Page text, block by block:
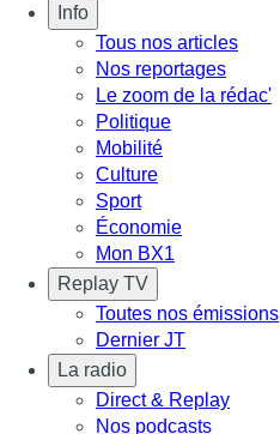
Info
Tous nos articles
Nos reportages
Le zoom de la rédac'
Politique
Mobilité
Culture
Sport
Économie
Mon BX1
Replay TV
Toutes nos émissions
Dernier JT
La radio
Direct & Replay
Nos podcasts